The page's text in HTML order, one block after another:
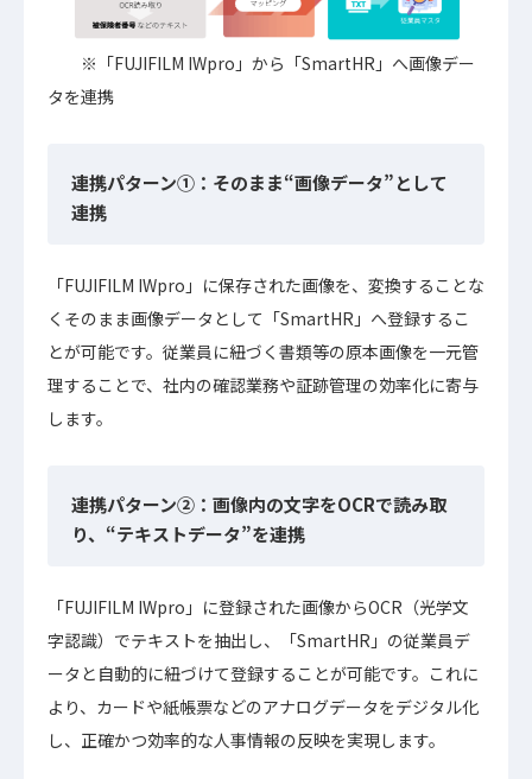
※「FUJIFILM IWpro」から「SmartHR」へ画像デー
タを連携
連携パターン①：そのまま“画像データ”として
連携
「FUJIFILM IWpro」に保存された画像を、変換することな
くそのまま画像データとして「SmartHR」へ登録するこ
とが可能です。従業員に紐づく書類等の原本画像を一元管
理することで、社内の確認業務や証跡管理の効率化に寄与
します。
連携パターン②：画像内の文字をOCRで読み取
り、“テキストデータ”を連携
「FUJIFILM IWpro」に登録された画像からOCR（光学文
字認識）でテキストを抽出し、「SmartHR」の従業員デ
ータと自動的に紐づけて登録することが可能です。これに
より、カードや紙帳票などのアナログデータをデジタル化
し、正確かつ効率的な人事情報の反映を実現します。